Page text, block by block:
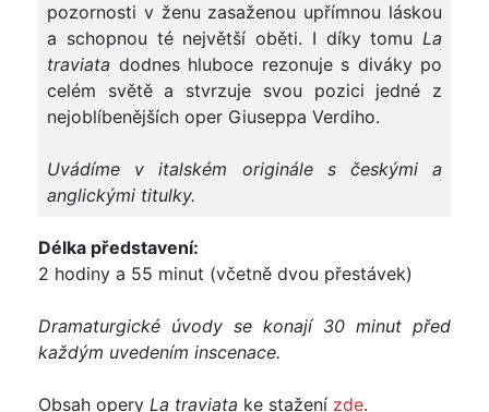
pozornosti v ženu zasaženou upřímnou láskou
a schopnou té největší oběti. I díky tomu La
traviata dodnes hluboce rezonuje s diváky po
celém světě a stvrzuje svou pozici jedné z
nejoblíbenějších oper Giuseppa Verdiho.
Uvádíme v italském originále s českými a
anglickými titulky.
Délka představení:
2 hodiny a 55 minut (včetně dvou přestávek)
Dramaturgické úvody se konají 30 minut před
každým uvedením inscenace.
Obsah opery La traviata ke stažení zde.